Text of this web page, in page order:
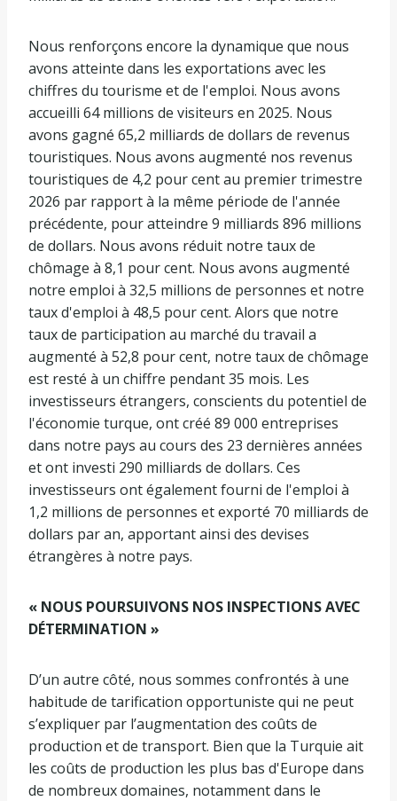
Nous renforçons encore la dynamique que nous
avons atteinte dans les exportations avec les
chiffres du tourisme et de l'emploi. Nous avons
accueilli 64 millions de visiteurs en 2025. Nous
avons gagné 65,2 milliards de dollars de revenus
touristiques. Nous avons augmenté nos revenus
touristiques de 4,2 pour cent au premier trimestre
2026 par rapport à la même période de l'année
précédente, pour atteindre 9 milliards 896 millions
de dollars. Nous avons réduit notre taux de
chômage à 8,1 pour cent. Nous avons augmenté
notre emploi à 32,5 millions de personnes et notre
taux d'emploi à 48,5 pour cent. Alors que notre
taux de participation au marché du travail a
augmenté à 52,8 pour cent, notre taux de chômage
est resté à un chiffre pendant 35 mois. Les
investisseurs étrangers, conscients du potentiel de
l'économie turque, ont créé 89 000 entreprises
dans notre pays au cours des 23 dernières années
et ont investi 290 milliards de dollars. Ces
investisseurs ont également fourni de l'emploi à
1,2 millions de personnes et exporté 70 milliards de
dollars par an, apportant ainsi des devises
étrangères à notre pays.
« NOUS POURSUIVONS NOS INSPECTIONS AVEC
DÉTERMINATION »
D’un autre côté, nous sommes confrontés à une
habitude de tarification opportuniste qui ne peut
s’expliquer par l’augmentation des coûts de
production et de transport. Bien que la Turquie ait
les coûts de production les plus bas d'Europe dans
de nombreux domaines, notamment dans le